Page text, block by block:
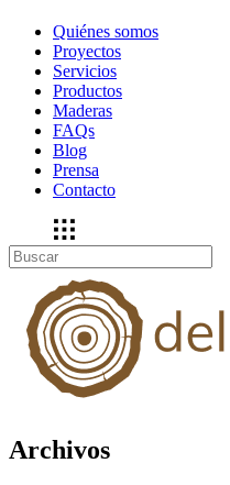
Quiénes somos
Proyectos
Servicios
Productos
Maderas
FAQs
Blog
Prensa
Contacto
Archivos